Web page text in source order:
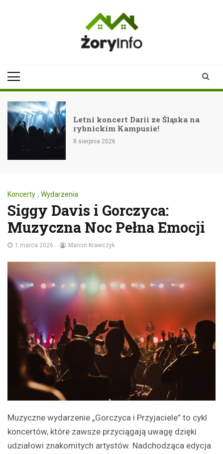
Letni koncert Darii ze Śląska na
rybnickim Kampusie!
8 sierpnia 2026
Koncerty , Wydarzenia
Siggy Davis i Gorczyca:
Muzyczna Noc Pełna Emocji
1 marca 2026 Marcin Krawczyk
Muzyczne wydarzenie „Gorczyca i Przyjaciele” to cykl
koncertów, które zawsze przyciągają uwagę dzięki
udziałowi znakomitych artystów. Nadchodząca edycja